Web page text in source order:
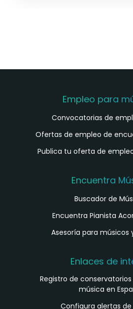
Empleo para
Convocatorias de
Ofertas de empleo de
Publica tu oferta de
Encuentra
Buscador de
Encuentra Pianista
Asesoría para músicos
Enlaces de
Registro de
música en
Configura alertas